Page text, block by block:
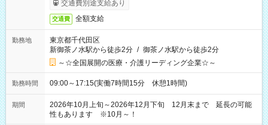
交通費別途支給あり
交通費 全額支給
勤務地
東京都千代田区
新御茶ノ水駅から徒歩2分 / 御茶ノ水駅から徒歩2分
～☆全国展開の医療・介護リーディング企業☆～
勤務時間 09:00～17:15(実働7時間15分 休憩1時間)
期間
2026年10月上旬～2026年12月下旬 12月末まで 延長の可能
性もあります ※10月～！